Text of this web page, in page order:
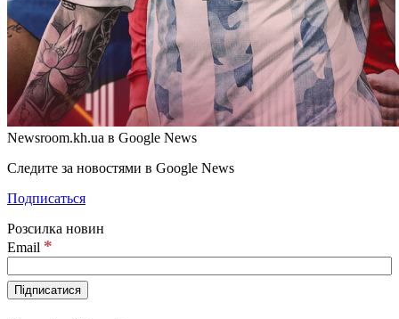
Newsroom.kh.ua в Google News
Следите за новостями в Google News
Подписаться
Розсилка новин
Email *